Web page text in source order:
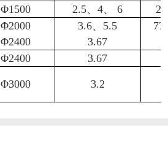
Φ1500 2.5、4、 6
Φ2000
Φ2400
3.6、5.5
3.67
Φ2400 3.67
Φ3000 3.2